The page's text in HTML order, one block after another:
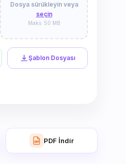
Dosya sürükleyin veya
seçin
Maks. 50 MB
Şablon Dosyası
PDF İndir